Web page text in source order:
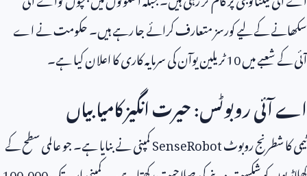
سکھانے کے لیے کورسز متعارف کرائے جا رہے ہیں۔ حکومت نے اے
آئی کے شعبے میں10ٹریلین یوآن کی سرمایہ کاری کا اعلان کیا ہے۔
اے آئی روبوٹس: حیرت انگیز کامیابیاں
ٹیمی کا شطرنج روبوٹSenseRobotکمپنی نے بنایا ہے۔ جو عالمی سطح کے